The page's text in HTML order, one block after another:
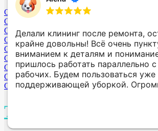
Санкт-Петербург
Самара
Саратов
Смоленск
Сергиев-Посад МО
Серпухов МО
Свободный
Симферополь
Сургут
Т
Делали клининг после ремонта,
крайне довольны! Всё очень
вниманием к деталям и
пришлось работать параллельно
рабочих. Будем пользоваться уже
поддерживающей уборкой.